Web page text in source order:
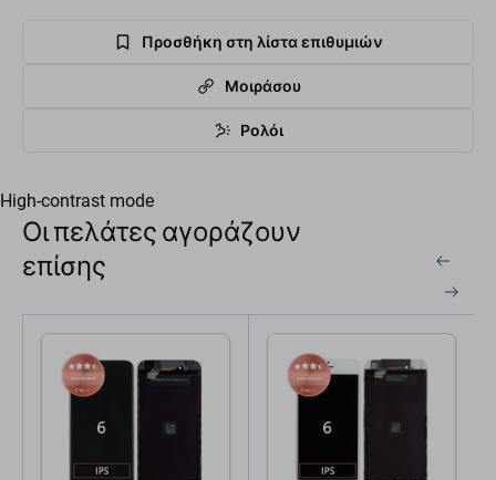
Προσθήκη στη λίστα επιθυμιών
Μοιράσου
Ρολόι
High-contrast mode
Οι πελάτες αγοράζουν
επίσης